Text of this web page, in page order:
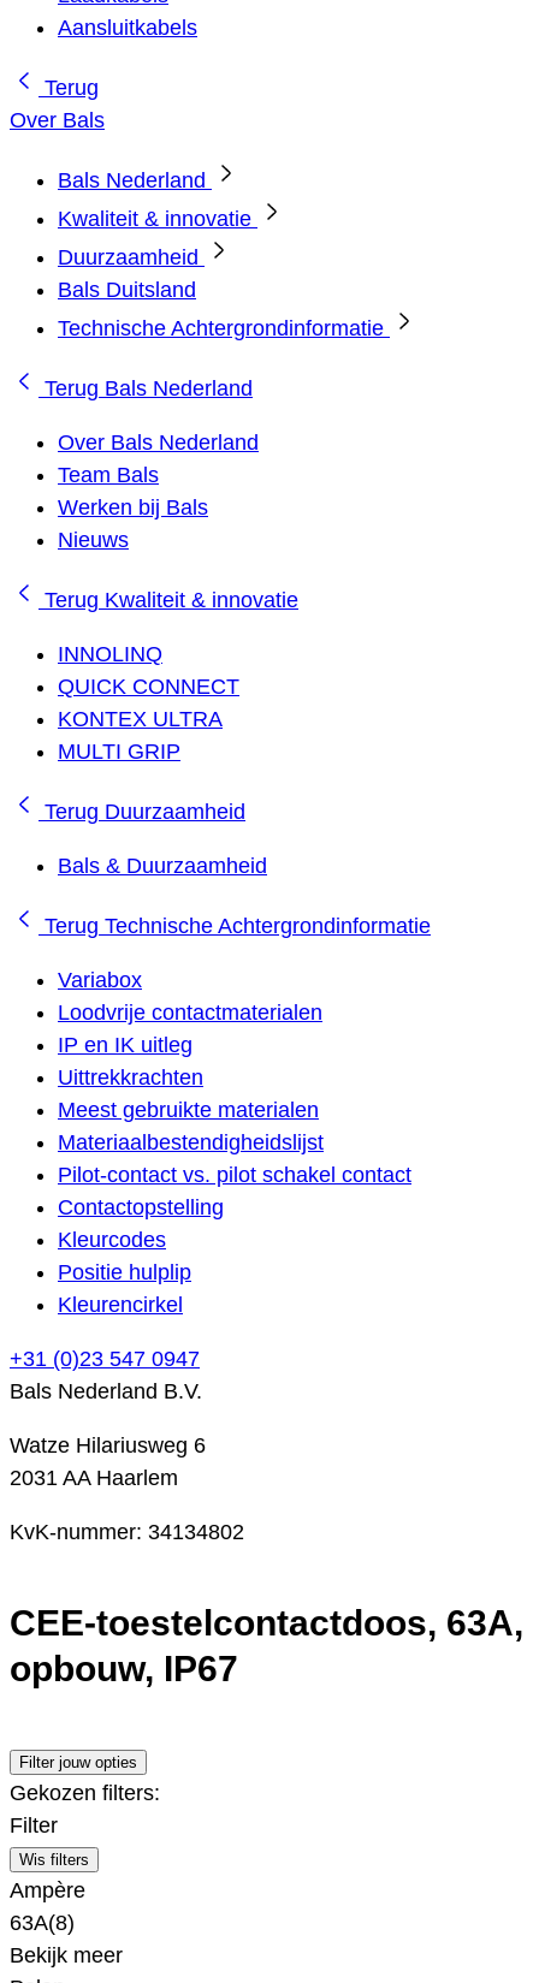
Aansluitkabels
Terug
Over Bals
Bals Nederland
Kwaliteit & innovatie
Duurzaamheid
Bals Duitsland
Technische Achtergrondinformatie
Terug Bals Nederland
Over Bals Nederland
Team Bals
Werken bij Bals
Nieuws
Terug Kwaliteit & innovatie
INNOLINQ
QUICK CONNECT
KONTEX ULTRA
MULTI GRIP
Terug Duurzaamheid
Bals & Duurzaamheid
Terug Technische Achtergrondinformatie
Variabox
Loodvrije contactmaterialen
IP en IK uitleg
Uittrekkrachten
Meest gebruikte materialen
Materiaalbestendigheidslijst
Pilot-contact vs. pilot schakel contact
Contactopstelling
Kleurcodes
Positie hulplip
Kleurencirkel
+31 (0)23 547 0947
Bals Nederland B.V.
Watze Hilariusweg 6
2031 AA Haarlem
KvK-nummer: 34134802
CEE-toestelcontactdoos, 63A,
opbouw, IP67
Filter jouw opties
Gekozen filters:
Filter
Wis filters
Ampère
63A(8)
Bekijk meer